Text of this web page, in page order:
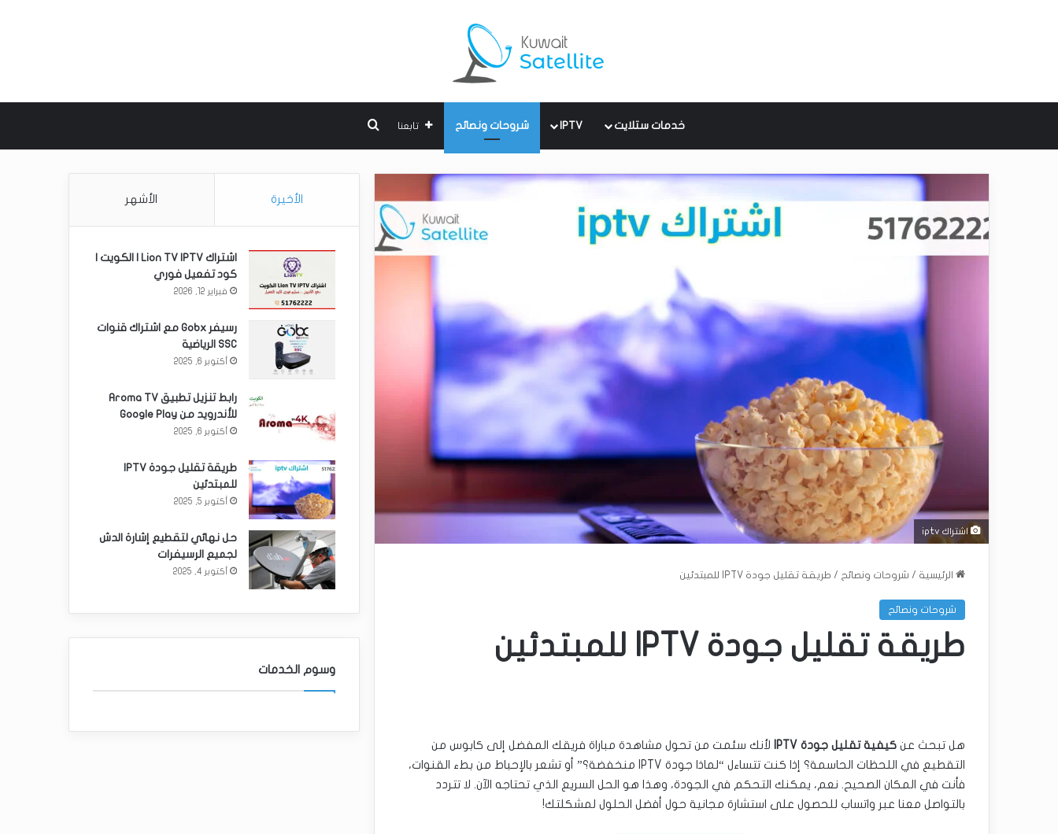
خدمات ستلايت IPTV شروحات ونصائح تابعنا بحث عن
اشتراك iptv
الرئيسية / شروحات ونصائح / طريقة تقليل جودة IPTV للمبتدئين
شروحات ونصائح
طريقة تقليل جودة IPTV للمبتدئين
هل تبحث عن كيفية تقليل جودة IPTV
لأنك سئمت من تحول مشاهدة مباراة فريقك المفضل إلى كابوس من
التقطيع في اللحظات الحاسمة؟ إذا كنت تتساءل “لماذا جودة IPTV منخفضة؟” أو تشعر بالإحباط من بطء القنوات،
فأنت في المكان الصحيح. نعم، يمكنك التحكم في الجودة، وهذا هو الحل السريع الذي تحتاجه الآن. لا تتردد
بالتواصل معنا عبر واتساب للحصول على استشارة مجانية حول أفضل الحلول لمشكلتك!
الأخيرة الأشهر
اشتراك Lion TV IPTV | الكويت |
كود تفعيل فوري
فبراير 12, 2026
رسيفر Gobx مع اشتراك قنوات
SSC الرياضية
أكتوبر 6, 2025
رابط تنزيل تطبيق Aroma TV
للأندرويد من Google Play
أكتوبر 6, 2025
طريقة تقليل جودة IPTV
للمبتدئين
أكتوبر 5, 2025
حل نهائي لتقطيع إشارة الدش
لجميع الرسيفرات
أكتوبر 4, 2025
وسوم الخدمات